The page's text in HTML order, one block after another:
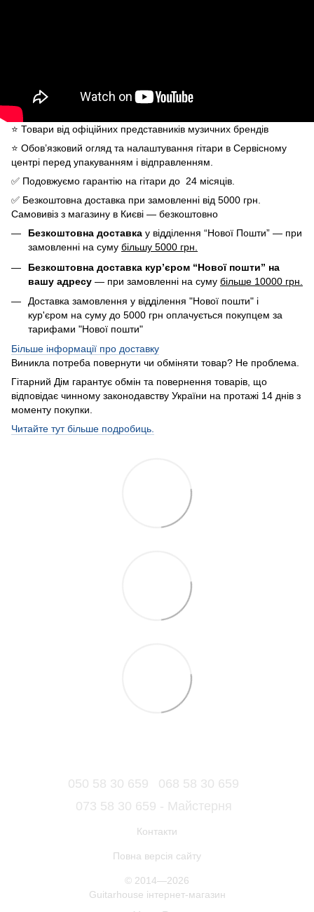
⭐️ Товари від офіційних представників музичних брендів
⭐️ Обов’язковий огляд та налаштування гітари в Сервісному
центрі перед упакуванням і відправленням.
✅ Подовжуємо гарантію на гітари до 24 місяців.
✅ Безкоштовна доставка при замовленні від 5000 грн.
Самовивіз з магазину в Києві — безкоштовно
Безкоштовна доставка у відділення “Нової Пошти” — при
замовленні на суму більшу 5000 грн.
Безкоштовна доставка кур’єром “Нової пошти” на
вашу адресу — при замовленні на суму більше 10000 грн.
Доставка замовлення у відділення "Нової пошти" і
кур'єром на суму до 5000 грн оплачується покупцем за
тарифами "Нової пошти"
Більше інформації про доставку
Виникла потреба повернути чи обміняти товар? Не проблема.
Гітарний Дім гарантує обмін та повернення товарів, що
відповідає чинному законодавству України на протажі 14 днів з
моменту покупки.
Читайте тут більше подробиць.
050 58 30 659
068 58 30 659
073 58 30 659 - Майстерня
Контакти
Повна версія сайту
© 2014—2026
Guitarhouse інтернет-магазин